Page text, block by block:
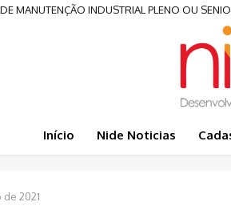
MANUTENÇÃO INDUSTRIAL PLENO OU
Início Nide Noticias
2021